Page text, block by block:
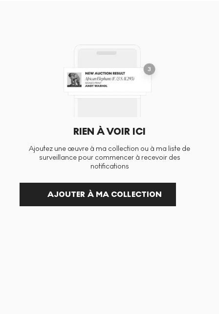
RIEN À VOIR ICI
Ajoutez une œuvre à ma collection ou à ma liste de
surveillance pour commencer à recevoir des
notifications
AJOUTER À MA COLLECTION